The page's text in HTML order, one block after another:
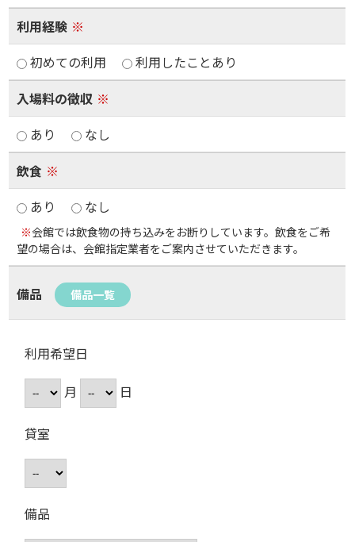
利用経験 ※
初めての利用
利用したことあり
入場料の徴収 ※
あり
なし
飲食 ※
あり
なし
※会館では飲食物の持ち込みをお断りしています。飲食をご希
望の場合は、会館指定業者をご案内させていただきます。
備品 備品一覧
利用希望日
月
日
貸室
備品